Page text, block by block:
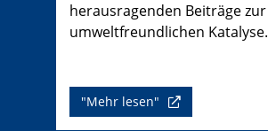
herausragenden Beiträge zur
umweltfreundlichen Katalyse.
"Mehr lesen"